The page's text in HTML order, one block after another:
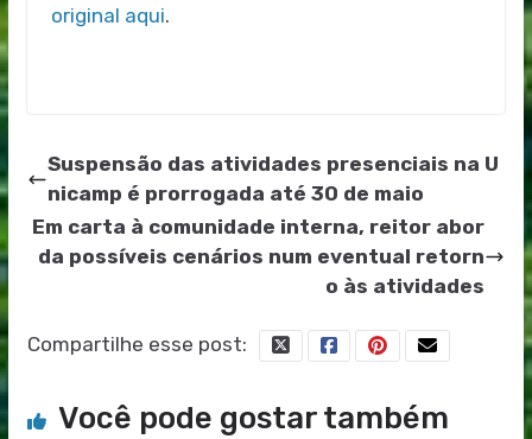
original aqui.
Suspensão das atividades presenciais na U
nicamp é prorrogada até 30 de maio
Em carta à comunidade interna, reitor abor
da possíveis cenários num eventual retorn
o às atividades
Compartilhe esse post:
Você pode gostar também